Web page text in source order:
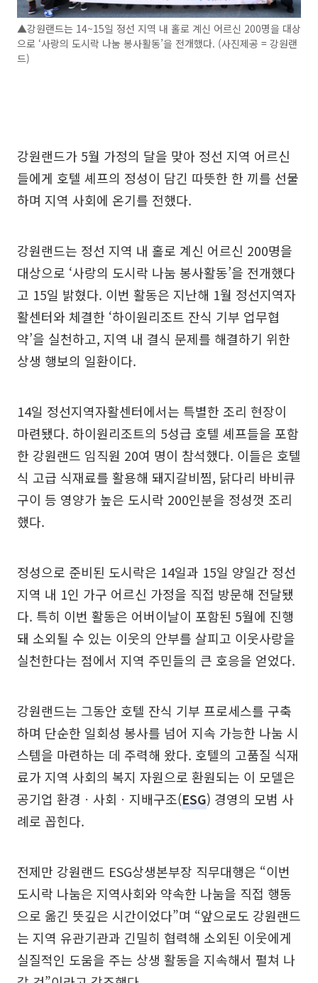
▲강원랜드는 14~15일 정선 지역 내 홀로 계신 어르신 200명을 대상
으로 ‘사랑의 도시락 나눔 봉사활동’을 전개했다. (사진제공 = 강원랜
드)
강원랜드가 5월 가정의 달을 맞아 정선 지역 어르신
들에게 호텔 셰프의 정성이 담긴 따뜻한 한 끼를 선물
하며 지역 사회에 온기를 전했다.
강원랜드는 정선 지역 내 홀로 계신 어르신 200명을
대상으로 ‘사랑의 도시락 나눔 봉사활동’을 전개했다
고 15일 밝혔다. 이번 활동은 지난해 1월 정선지역자
활센터와 체결한 ‘하이원리조트 잔식 기부 업무협
약’을 실천하고, 지역 내 결식 문제를 해결하기 위한
상생 행보의 일환이다.
14일 정선지역자활센터에서는 특별한 조리 현장이
마련됐다. 하이원리조트의 5성급 호텔 셰프들을 포함
한 강원랜드 임직원 20여 명이 참석했다. 이들은 호텔
식 고급 식재료를 활용해 돼지갈비찜, 닭다리 바비큐
구이 등 영양가 높은 도시락 200인분을 정성껏 조리
했다.
정성으로 준비된 도시락은 14일과 15일 양일간 정선
지역 내 1인 가구 어르신 가정을 직접 방문해 전달됐
다. 특히 이번 활동은 어버이날이 포함된 5월에 진행
돼 소외될 수 있는 이웃의 안부를 살피고 이웃사랑을
실천한다는 점에서 지역 주민들의 큰 호응을 얻었다.
강원랜드는 그동안 호텔 잔식 기부 프로세스를 구축
하며 단순한 일회성 봉사를 넘어 지속 가능한 나눔 시
스템을 마련하는 데 주력해 왔다. 호텔의 고품질 식재
료가 지역 사회의 복지 자원으로 환원되는 이 모델은
공기업 환경ㆍ사회ㆍ지배구조(ESG) 경영의 모범 사
례로 꼽힌다.
전제만 강원랜드 ESG상생본부장 직무대행은 “이번
도시락 나눔은 지역사회와 약속한 나눔을 직접 행동
으로 옮긴 뜻깊은 시간이었다”며 “앞으로도 강원랜드
는 지역 유관기관과 긴밀히 협력해 소외된 이웃에게
실질적인 도움을 주는 상생 활동을 지속해서 펼쳐 나